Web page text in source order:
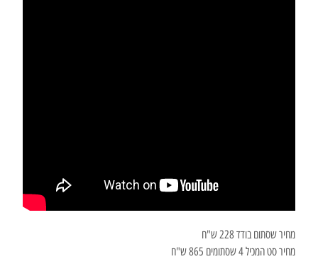
מחיר שסתום בודד 228 ש"ח
מחיר סט המכיל 4 שסתומים 865 ש"ח